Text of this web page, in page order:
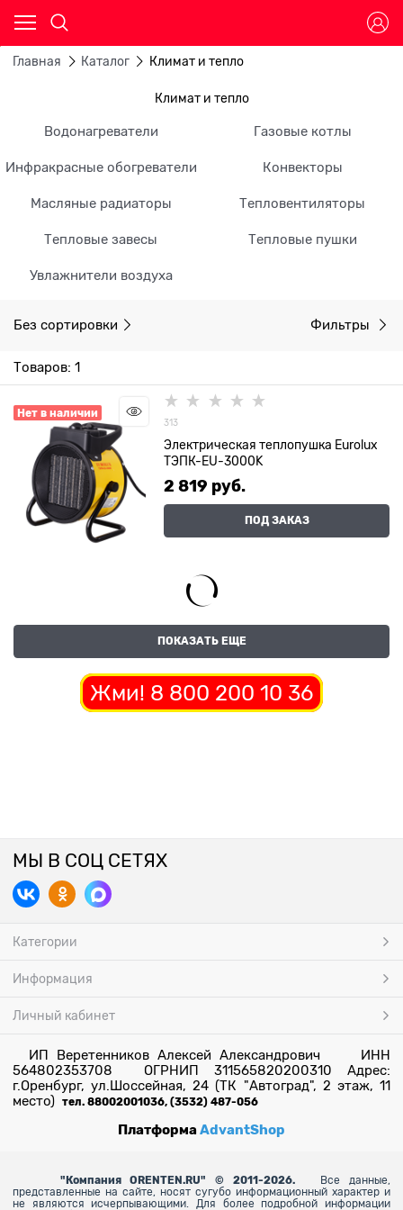
Главная Каталог Климат и тепло
Климат и тепло
Водонагреватели Газовые котлы
Инфракрасные обогреватели Конвекторы
Масляные радиаторы Тепловентиляторы
Тепловые завесы Тепловые пушки
Увлажнители воздуха
Без сортировки Фильтры
Товаров: 1
Нет в наличии
313
Электрическая теплопушка Eurolux
ТЭПК-EU-3000K
2 819 руб.
ПОД ЗАКАЗ
ПОКАЗАТЬ ЕЩЕ
Жми! 8 800 200 10 36
МЫ В СОЦ СЕТЯХ
Категории
Информация
Личный кабинет
ИП Веретенников Алексей Александрович ИНН
564802353708 ОГРНИП 311565820200310 Адрес:
г.Оренбург, ул.Шоссейная, 24 (ТК "Автоград", 2 этаж, 11
место) тел. 88002001036, (3532) 487-056
ПлатформаAdvantShop
" Компания ORENTEN.RU" © 2011-2026.
Все данные,
представленные на сайте, носят сугубо информационный характер и
не являются исчерпывающими. Для более подробной информации